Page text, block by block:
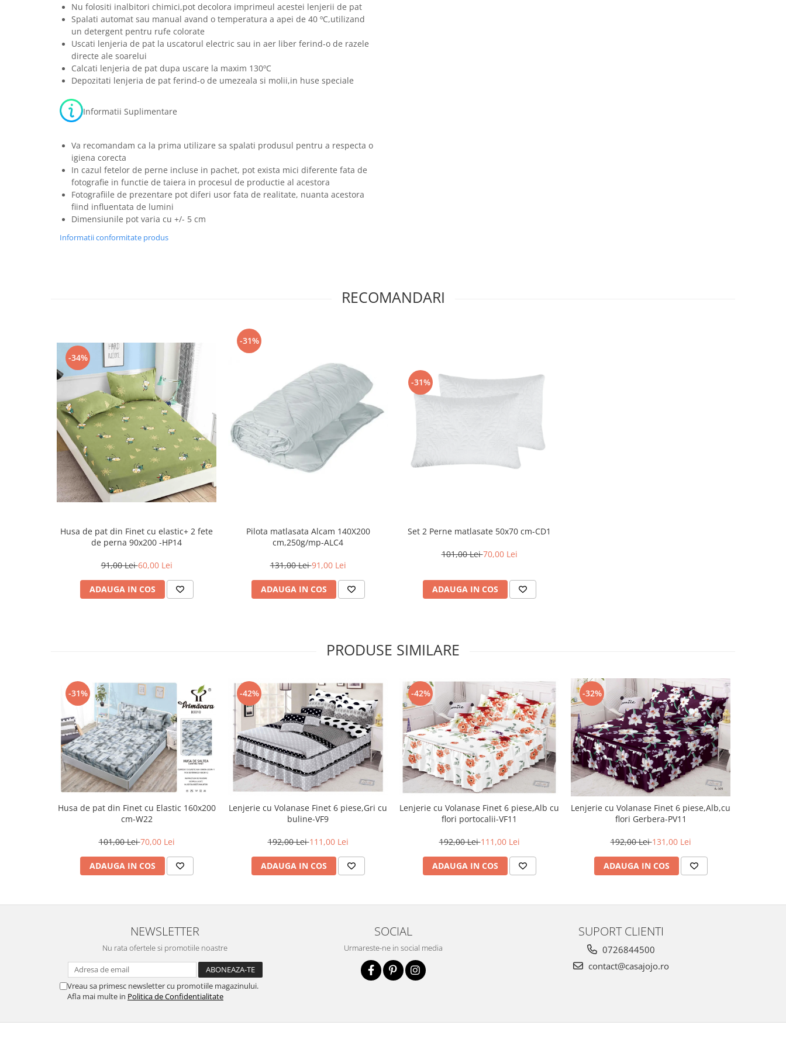
Nu folositi inalbitori chimici,pot decolora imprimeul acestei lenjerii de pat
Spalati automat sau manual avand o temperatura a apei de 40 ºC,utilizand
un detergent pentru rufe colorate
Uscati lenjeria de pat la uscatorul electric sau in aer liber ferind-o de razele
directe ale soarelui
Calcati lenjeria de pat dupa uscare la maxim 130ºC
Depozitati lenjeria de pat ferind-o de umezeala si molii,in huse speciale
Informatii Suplimentare
Va recomandam ca la prima utilizare sa spalati produsul pentru a respecta o
igiena corecta
In cazul fetelor de perne incluse in pachet, pot exista mici diferente fata de
fotografie in functie de taiera in procesul de productie al acestora
Fotografiile de prezentare pot diferi usor fata de realitate, nuanta acestora
fiind influentata de lumini
Dimensiunile pot varia cu +/- 5 cm
Informatii conformitate produs
RECOMANDARI
-34%
Husa de pat din Finet cu elastic+ 2 fete
de perna 90x200 -HP14
91,00 Lei60,00 Lei
ADAUGA IN COS
-31%
Pilota matlasata Alcam 140X200
cm,250g/mp-ALC4
131,00 Lei91,00 Lei
ADAUGA IN COS
-31%
Set 2 Perne matlasate 50x70 cm-CD1
101,00 Lei70,00 Lei
ADAUGA IN COS
PRODUSE SIMILARE
-31%
Husa de pat din Finet cu Elastic 160x200
cm-W22
101,00 Lei70,00 Lei
ADAUGA IN COS
-42%
Lenjerie cu Volanase Finet 6 piese,Gri cu
buline-VF9
192,00 Lei111,00 Lei
ADAUGA IN COS
-42%
Lenjerie cu Volanase Finet 6 piese,Alb cu
flori portocalii-VF11
192,00 Lei111,00 Lei
ADAUGA IN COS
-32%
Lenjerie cu Volanase Finet 6 piese,Alb,cu
flori Gerbera-PV11
192,00 Lei131,00 Lei
ADAUGA IN COS
NEWSLETTER
Nu rata ofertele si promotiile noastre
Vreau sa primesc newsletter cu promotiile magazinului.
Afla mai multe in Politica de Confidentialitate
SOCIAL
Urmareste-ne in social media
SUPORT CLIENTI
0726844500
contact@casajojo.ro